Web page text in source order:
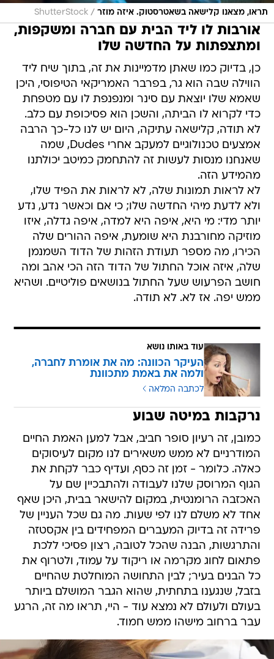
תראו, מצאנו קלישאה בשאטרסטוק. איזה מוזר /
ShutterStock
אורבות לו ליד הבית עם חברה ומשקפות,
ומתצפתות על החדשה שלו
כן, בדיוק כמו שאתן מדמיינות את זה, בתוך שיח ליד
הווילה שבה הוא גר, בפרבר האמריקאי הטיפוסי, היכן
שאמא שלו יוצאת עם סינר ומנפנפת לו עם מטפחת
כדי לקרוא לו הביתה, והשכן הוא פסיכופת עם כלב.
לא תודה, קלישאה עתיקה, היום יש לנו כל-כך הרבה
אמצעים טכנולוגיים למעקב אחרי Dudes, שמה
שאנחנו מנסות לעשות זה להתחמק כמיטב יכולתנו
מהמידע הזה.
לא לראות תמונות שלה, לא לראות את הפיד שלו,
ולא לדעת מיהי החדשה שלו; כי אם וכאשר נדע, נדע
יותר מדי: מי היא, איפה היא למדה, איפה גדלה, איזו
מוזיקה מחורבנת היא שומעת, איפה ההורים שלה
הכירו, מה מספר תעודת הזהות של הדוד השמנמן
שלה, איזה אוכל החתול של הדוד הזה הכי אהב ומה
חושב הפרעוש שעל החתול בנושאים פוליטיים. ושהיא
ממש יפה. אז לא. לא תודה.
עוד באותו נושא
העיקר הכוונה: מה את אומרת לחברה,
ולמה את באמת מתכוונת
לכתבה המלאה
נרקבות במיטה שבוע
כמובן, זה רעיון סופר חביב, אבל למען האמת החיים
המודרניים לא ממש משאירים לנו מקום לעיסוקים
כאלה. כלומר - זמן זה כסף, ועדיף כבר לקחת את
הגוף המרוסק שלנו לעבודה ולהתבכיין שם על
האכזבה הרומנטית, במקום להישאר בבית, היכן שאף
אחד לא משלם לנו לפי שעות. מה גם שכל העניין של
פרידה זה בדיוק המעברים המפחידים בין אקסטזה
והתרגשות, הבנה שהכל לטובה, רצון פסיכי ללכת
פתאום לחוג מקרמה או ריקוד על עמוד, ולטרוף את
כל הבנים בעיר; לבין התחושה המוחלטת שהחיים
בזבל, שנגענו בתחתית, שהוא הגבר המושלם ביותר
בעולם ולעולם לא נמצא עוד - היי, תראו מה זה, הרגע
עבר ברחוב מישהו ממש חמוד.